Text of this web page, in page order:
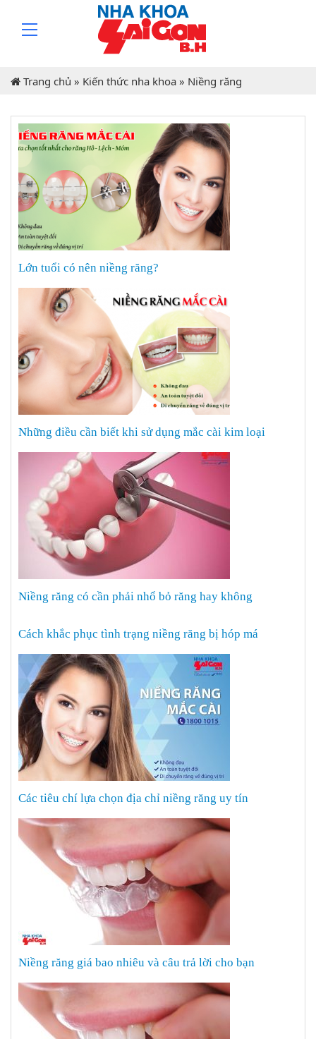
Trang chủ » Kiến thức nha khoa » Niềng răng
Lớn tuổi có nên niềng răng?
Những điều cần biết khi sử dụng mắc cài kim loại
Niềng răng có cần phải nhổ bỏ răng hay không
Cách khắc phục tình trạng niềng răng bị hóp má
Các tiêu chí lựa chọn địa chỉ niềng răng uy tín
Niềng răng giá bao nhiêu và câu trả lời cho bạn